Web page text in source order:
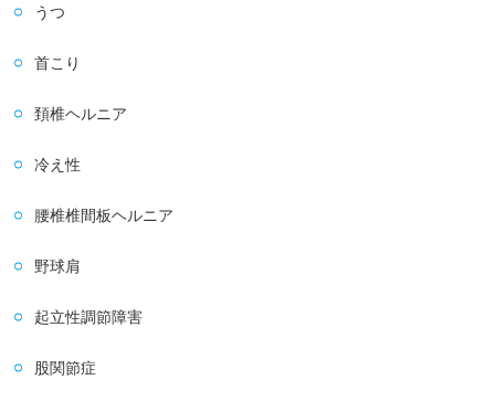
うつ
首こり
頚椎ヘルニア
冷え性
腰椎椎間板ヘルニア
野球肩
起立性調節障害
股関節症